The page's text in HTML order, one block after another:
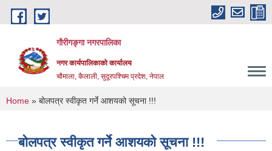
Skip to main content
गौरीगङ्गा नगरपालिका
नगर कार्यपालिकाको कार्यालय
चौमाला, कैलाली, सुदूरपश्चिम प्रदेश, नेपाल
You are here
Home » बोलपत्र स्वीकृत गर्ने आशयको सूचना !!!
बोलपत्र स्वीकृत गर्ने आशयको सूचना !!!